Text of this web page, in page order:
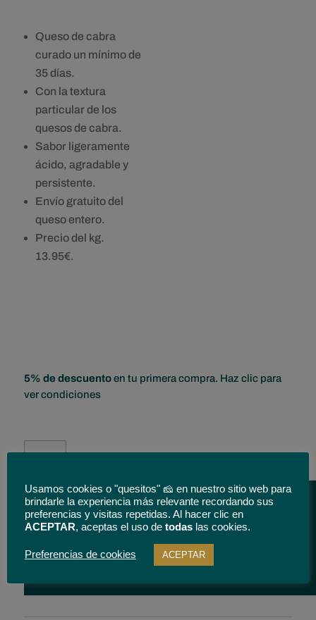
Queso de cabra
curado un mínimo de
35 días.
Con la textura
particular de los
quesos de cabra.
Sabor ligeramente
ácido, agradable y
persistente.
Envío gratuito del
queso entero.
Precio del kg.
13.95€.
5% de descuentoen tu primera compra. Haz clic para
ver condiciones
puro
de
Cabra
250
La
AÑADIR
CARRITO
Usamos cookies o "quesitos" 🧀 en nuestro sitio web para
brindarle la experiencia más relevante recordando sus
preferencias y visitas repetidas. Al hacer clic en
ACEPTAR, aceptas el uso de todas las cookies.
Preferencias de cookies ACEPTAR